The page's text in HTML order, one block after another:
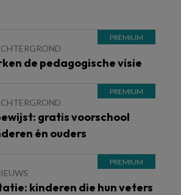
de pedagogische visie
gratis voorschool
én ouders
kinderen die hun veters